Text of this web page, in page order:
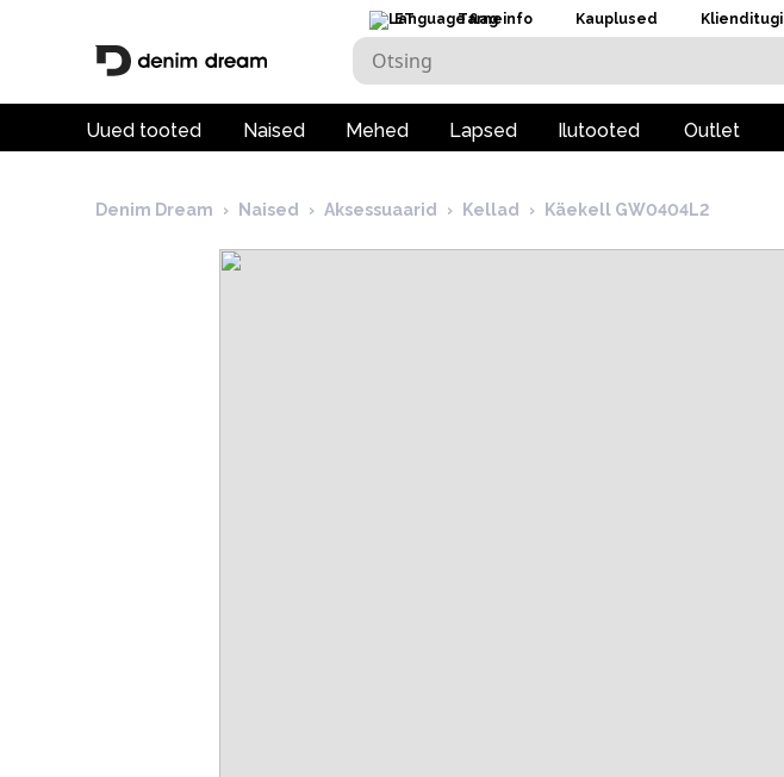
ET Tarneinfo Kauplused Klienditugi
Uued tooted Naised Mehed Lapsed Ilutooted Outlet
Denim Dream › Naised › Aksessuaarid › Kellad › Käekell GW0404L2